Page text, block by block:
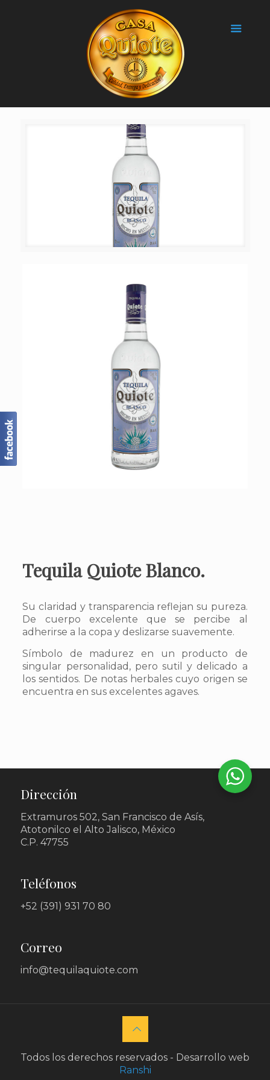
Tequila Quiote Blanco.
Su claridad y transparencia reflejan su pureza.
De cuerpo excelente que se percibe al
adherirse a la copa y deslizarse suavemente.
Símbolo de madurez en un producto de
singular personalidad, pero sutil y delicado a
los sentidos. De notas herbales cuyo origen se
encuentra en sus excelentes agaves.
Dirección
Extramuros 502, San Francisco de Asís,
Atotonilco el Alto Jalisco, México
C.P. 47755
Teléfonos
+52 (391) 931 70 80
Correo
info@tequilaquiote.com
Todos los derechos reservados - Desarrollo web
Ranshi